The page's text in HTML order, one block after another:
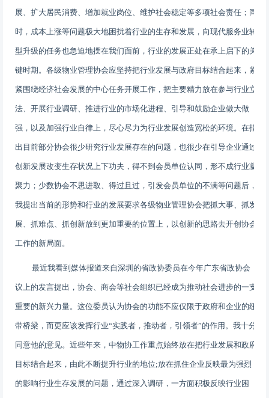
展、扩大居民消费、增加就业岗位、维护社会稳定等多项社会责任；同
时，成本上涨等问题极大地困扰着行业的生存和发展，向现代服务业转
型升级的任务也急迫地摆在我们面前，行业的发展正处在承上启下的关
键时期。各级物业管理协会应坚持把行业发展与政府目标结合起来，紧
紧围绕经济社会发展的中心任务开展工作，把主要精力放在参与行业立
法、开展行业调研、推进行业的市场化进程、引导和鼓励企业做大做
强，以及加强行业自律上，尽心尽力为行业发展创造宽松的环境。在指
出目前部分协会很少研究行业发展存在的问题，也很少在引导企业通过
创新发展改变生存状况上下功夫，得不到会员单位认同，形不成行业凝
聚力；少数协会不思进取、得过且过，引发会员单位的不满等问题后，
我提出当前的形势和行业的发展要求各级物业管理协会把抓大事、抓发
展、抓难点、抓创新放到更加重要的位置上，以创新的思路去开创协会
工作的新局面。
最近我看到媒体报道来自深圳的省政协委员在今年广东省政协会
议上的发言提出，协会、商会等社会组织已经成为推动社会进步的一支
重要的新兴力量。这位委员认为协会的功能不应仅限于政府和企业的纽
带桥梁，而更应该发挥行业“实践者，推动者，引领者”的作用。我十分
同意他的意见。近些年来，中物协工作重点始终放在把行业发展和政府
目标结合起来，由此不断提升行业的地位;放在抓住企业反映最为强烈
的影响行业生存发展的问题，通过深入调研，一方面积极反映行业困